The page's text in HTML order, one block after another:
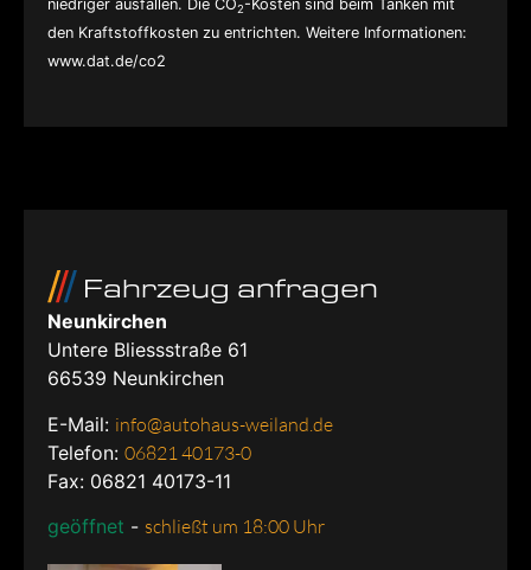
niedriger ausfallen. Die CO2-Kosten sind beim Tanken mit
den Kraftstoffkosten zu entrichten. Weitere Informationen:
www.dat.de/co2
Fahrzeug anfragen
Neunkirchen
Untere Bliessstraße 61
66539 Neunkirchen
E-Mail: info@autohaus-weiland.de
Telefon: 06821 40173-0
Fax: 06821 40173-11
geöffnet - schließt um 18:00 Uhr